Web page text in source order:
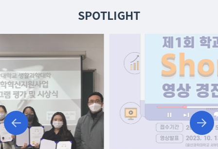
SPOTLIGHT